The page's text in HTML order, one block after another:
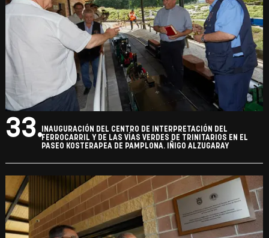
33. INAUGURACIÓN DEL CENTRO DE INTERPRETACIÓN DEL
FERROCARRIL Y DE LAS VÍAS VERDES DE TRINITARIOS EN EL
PASEO KOSTERAPEA DE PAMPLONA. IÑIGO ALZUGARAY